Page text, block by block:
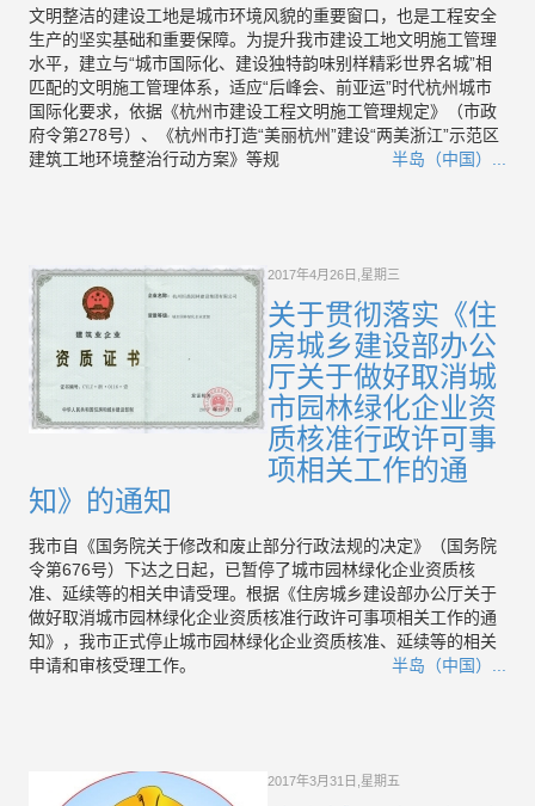
文明整洁的建设工地是城市环境风貌的重要窗口，也是工程安全
生产的坚实基础和重要保障。为提升我市建设工地文明施工管理
水平，建立与“城市国际化、建设独特韵味别样精彩世界名城”相
匹配的文明施工管理体系，适应“后峰会、前亚运”时代杭州城市
国际化要求，依据《杭州市建设工程文明施工管理规定》（市政
府令第278号）、《杭州市打造“美丽杭州”建设“两美浙江”示范区
建筑工地环境整治行动方案》等规
半岛（中国）...
2017年4月26日,星期三
关于贯彻落实《住
房城乡建设部办公
厅关于做好取消城
市园林绿化企业资
质核准行政许可事
项相关工作的通
知》的通知
我市自《国务院关于修改和废止部分行政法规的决定》（国务院
令第676号）下达之日起，已暂停了城市园林绿化企业资质核
准、延续等的相关申请受理。根据《住房城乡建设部办公厅关于
做好取消城市园林绿化企业资质核准行政许可事项相关工作的通
知》，我市正式停止城市园林绿化企业资质核准、延续等的相关
申请和审核受理工作。
半岛（中国）...
2017年3月31日,星期五